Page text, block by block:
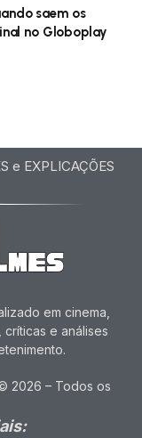
saem os
no Globoplay
e EXPLICAÇÕES
em cinema,
e análises
2026 – Todos os